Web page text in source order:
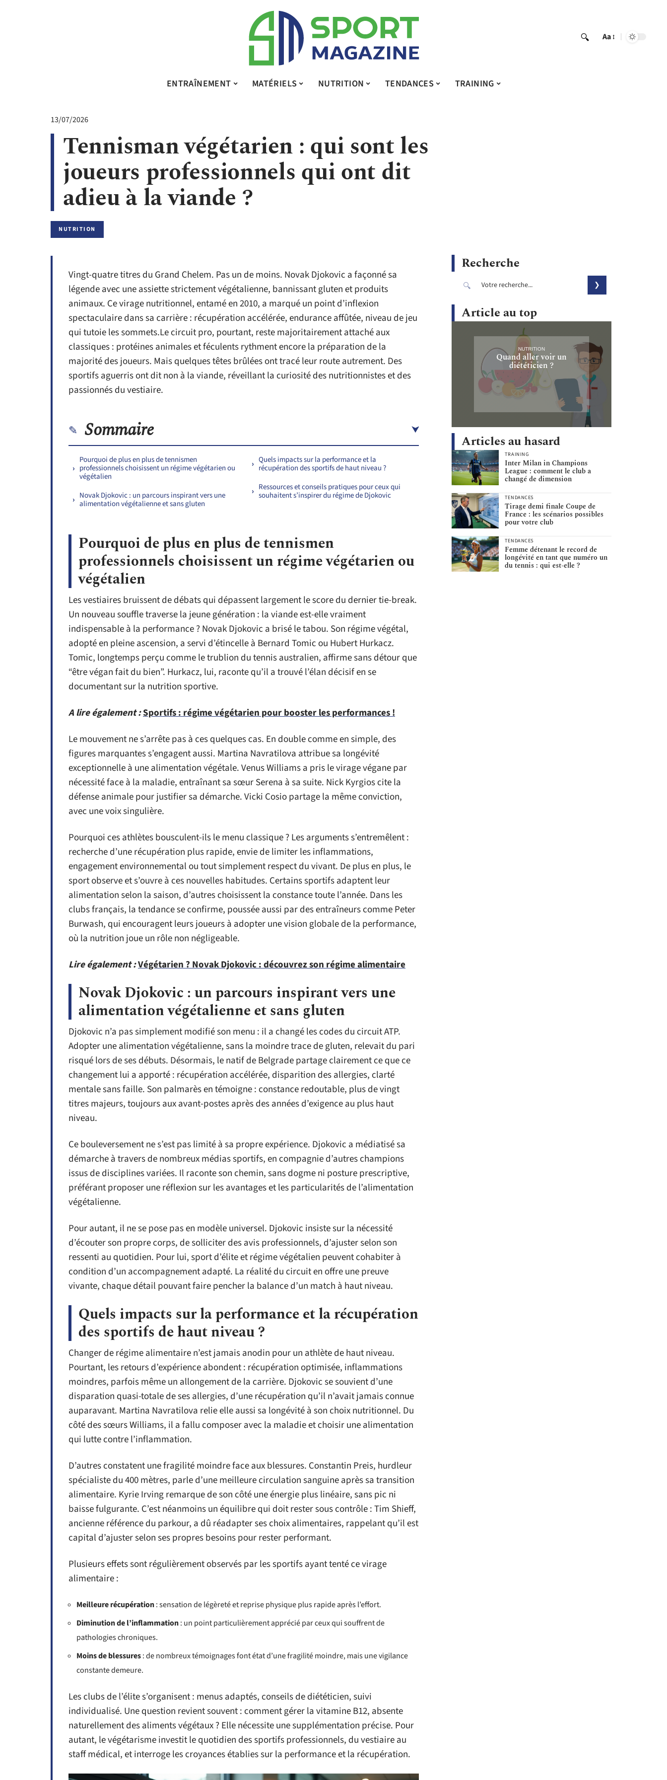
Aa
ENTRAÎNEMENT MATÉRIELS NUTRITION TENDANCES TRAINING
13/07/2026
Tennisman végétarien : qui sont les
joueurs professionnels qui ont dit
adieu à la viande ?
NUTRITION
Vingt-quatre titres du Grand Chelem. Pas un de moins. Novak Djokovic a façonné sa
légende avec une assiette strictement végétalienne, bannissant gluten et produits
animaux. Ce virage nutritionnel, entamé en 2010, a marqué un point d’inflexion
spectaculaire dans sa carrière : récupération accélérée, endurance affûtée, niveau de jeu
qui tutoie les sommets.Le circuit pro, pourtant, reste majoritairement attaché aux
classiques : protéines animales et féculents rythment encore la préparation de la
majorité des joueurs. Mais quelques têtes brûlées ont tracé leur route autrement. Des
sportifs aguerris ont dit non à la viande, réveillant la curiosité des nutritionnistes et des
passionnés du vestiaire.
Sommaire
Pourquoi de plus en plus de tennismen
professionnels choisissent un régime végétarien ou
végétalien
Novak Djokovic : un parcours inspirant vers une
alimentation végétalienne et sans gluten
Quels impacts sur la performance et la
récupération des sportifs de haut niveau ?
Ressources et conseils pratiques pour ceux qui
souhaitent s’inspirer du régime de Djokovic
Pourquoi de plus en plus de tennismen
professionnels choisissent un régime végétarien ou
végétalien
Les vestiaires bruissent de débats qui dépassent largement le score du dernier tie-break.
Un nouveau souffle traverse la jeune génération : la viande est-elle vraiment
indispensable à la performance ? Novak Djokovic a brisé le tabou. Son régime végétal,
adopté en pleine ascension, a servi d’étincelle à Bernard Tomic ou Hubert Hurkacz.
Tomic, longtemps perçu comme le trublion du tennis australien, affirme sans détour que
“être végan fait du bien”. Hurkacz, lui, raconte qu’il a trouvé l’élan décisif en se
documentant sur la nutrition sportive.
A lire également :Sportifs : régime végétarien pour booster les performances !
Le mouvement ne s’arrête pas à ces quelques cas. En double comme en simple, des
figures marquantes s’engagent aussi. Martina Navratilova attribue sa longévité
exceptionnelle à une alimentation végétale. Venus Williams a pris le virage végane par
nécessité face à la maladie, entraînant sa sœur Serena à sa suite. Nick Kyrgios cite la
défense animale pour justifier sa démarche. Vicki Cosio partage la même conviction,
avec une voix singulière.
Pourquoi ces athlètes bousculent-ils le menu classique ? Les arguments s’entremêlent :
recherche d’une récupération plus rapide, envie de limiter les inflammations,
engagement environnemental ou tout simplement respect du vivant. De plus en plus, le
sport observe et s’ouvre à ces nouvelles habitudes. Certains sportifs adaptent leur
alimentation selon la saison, d’autres choisissent la constance toute l’année. Dans les
clubs français, la tendance se confirme, poussée aussi par des entraîneurs comme Peter
Burwash, qui encouragent leurs joueurs à adopter une vision globale de la performance,
où la nutrition joue un rôle non négligeable.
Lire également :Végétarien ? Novak Djokovic : découvrez son régime alimentaire
Novak Djokovic : un parcours inspirant vers une
alimentation végétalienne et sans gluten
Djokovic n’a pas simplement modifié son menu : il a changé les codes du circuit ATP.
Adopter une alimentation végétalienne, sans la moindre trace de gluten, relevait du pari
risqué lors de ses débuts. Désormais, le natif de Belgrade partage clairement ce que ce
changement lui a apporté : récupération accélérée, disparition des allergies, clarté
mentale sans faille. Son palmarès en témoigne : constance redoutable, plus de vingt
titres majeurs, toujours aux avant-postes après des années d’exigence au plus haut
niveau.
Ce bouleversement ne s’est pas limité à sa propre expérience. Djokovic a médiatisé sa
démarche à travers de nombreux médias sportifs, en compagnie d’autres champions
issus de disciplines variées. Il raconte son chemin, sans dogme ni posture prescriptive,
préférant proposer une réflexion sur les avantages et les particularités de l’alimentation
végétalienne.
Pour autant, il ne se pose pas en modèle universel. Djokovic insiste sur la nécessité
d’écouter son propre corps, de solliciter des avis professionnels, d’ajuster selon son
ressenti au quotidien. Pour lui, sport d’élite et régime végétalien peuvent cohabiter à
condition d’un accompagnement adapté. La réalité du circuit en offre une preuve
vivante, chaque détail pouvant faire pencher la balance d’un match à haut niveau.
Quels impacts sur la performance et la récupération
des sportifs de haut niveau ?
Changer de régime alimentaire n’est jamais anodin pour un athlète de haut niveau.
Pourtant, les retours d’expérience abondent : récupération optimisée, inflammations
moindres, parfois même un allongement de la carrière. Djokovic se souvient d’une
disparation quasi-totale de ses allergies, d’une récupération qu’il n’avait jamais connue
auparavant. Martina Navratilova relie elle aussi sa longévité à son choix nutritionnel. Du
côté des sœurs Williams, il a fallu composer avec la maladie et choisir une alimentation
qui lutte contre l’inflammation.
D’autres constatent une fragilité moindre face aux blessures. Constantin Preis, hurdleur
spécialiste du 400 mètres, parle d’une meilleure circulation sanguine après sa transition
alimentaire. Kyrie Irving remarque de son côté une énergie plus linéaire, sans pic ni
baisse fulgurante. C’est néanmoins un équilibre qui doit rester sous contrôle : Tim Shieff,
ancienne référence du parkour, a dû réadapter ses choix alimentaires, rappelant qu’il est
capital d’ajuster selon ses propres besoins pour rester performant.
Plusieurs effets sont régulièrement observés par les sportifs ayant tenté ce virage
alimentaire :
Meilleure récupération: sensation de légèreté et reprise physique plus rapide après l’effort.
Diminution de l’inflammation: un point particulièrement apprécié par ceux qui souffrent de
pathologies chroniques.
Moins de blessures: de nombreux témoignages font état d’une fragilité moindre, mais une vigilance
constante demeure.
Les clubs de l’élite s’organisent : menus adaptés, conseils de diététicien, suivi
individualisé. Une question revient souvent : comment gérer la vitamine B12, absente
naturellement des aliments végétaux ? Elle nécessite une supplémentation précise. Pour
autant, le végétarisme investit le quotidien des sportifs professionnels, du vestiaire au
staff médical, et interroge les croyances établies sur la performance et la récupération.
Recherche
Article au top
NUTRITION
Quand aller voir un
diététicien ?
Articles au hasard
TRAINING
Inter Milan in Champions
League : comment le club a
changé de dimension
TENDANCES
Tirage demi finale Coupe de
France : les scénarios possibles
pour votre club
TENDANCES
Femme détenant le record de
longévité en tant que numéro un
du tennis : qui est-elle ?